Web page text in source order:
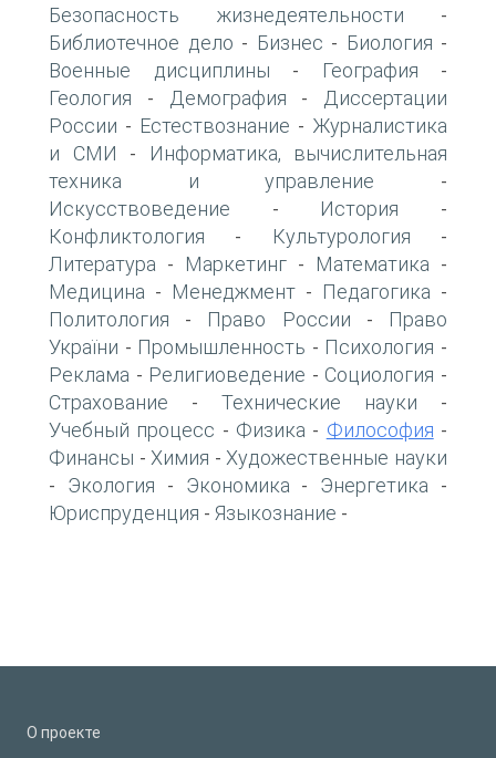
Безопасность жизнедеятельности -
Библиотечное дело - Бизнес - Биология -
Военные дисциплины - География -
Геология - Демография -
Диссертации
России - Естествознание - Журналистика
и СМИ -
Информатика, вычислительная
техника и управление -
Искусствоведение - История -
Конфликтология - Культурология -
Литература - Маркетинг - Математика -
Медицина - Менеджмент - Педагогика -
Политология - Право России -
Право
України - Промышленность - Психология -
Реклама - Религиоведение - Социология -
Страхование - Технические науки -
Учебный процесс - Физика - Философия -
Финансы - Химия - Художественные науки
- Экология - Экономика - Энергетика -
Юриспруденция - Языкознание -
О проекте